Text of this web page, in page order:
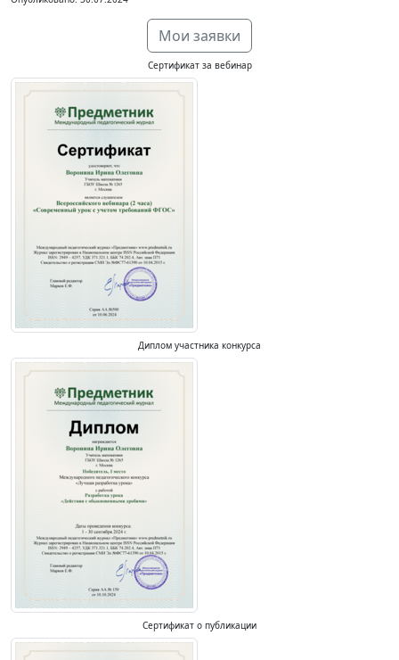
Мои заявки
Сертификат за вебинар
Диплом участника конкурса
Сертификат о публикации